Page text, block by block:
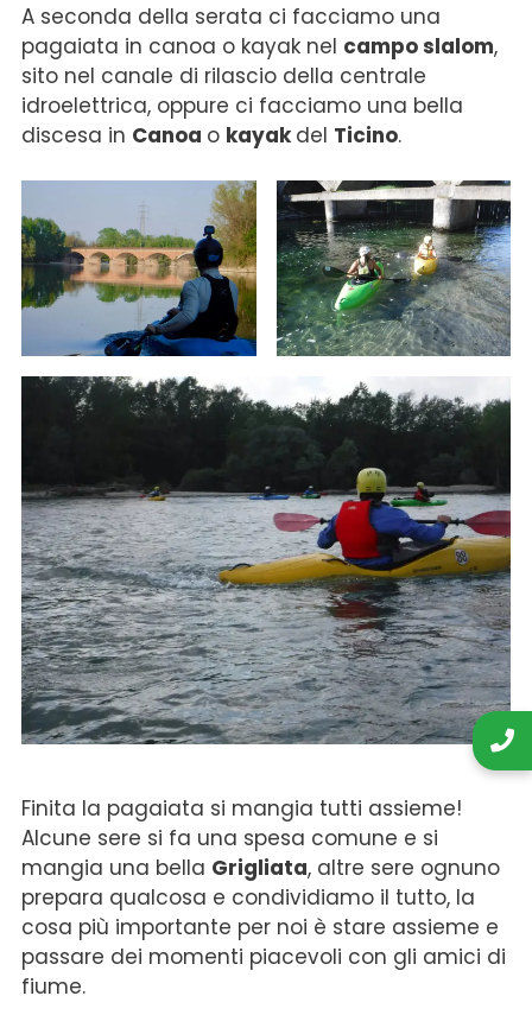
A seconda della serata ci facciamo una
pagaiata in canoa o kayak nel campo slalom,
sito nel canale di rilascio della centrale
idroelettrica, oppure ci facciamo una bella
discesa in Canoa o kayak del Ticino.
Finita la pagaiata si mangia tutti assieme!
Alcune sere si fa una spesa comune e si
mangia una bella Grigliata, altre sere ognuno
prepara qualcosa e condividiamo il tutto, la
cosa più importante per noi è stare assieme e
passare dei momenti piacevoli con gli amici di
fiume.